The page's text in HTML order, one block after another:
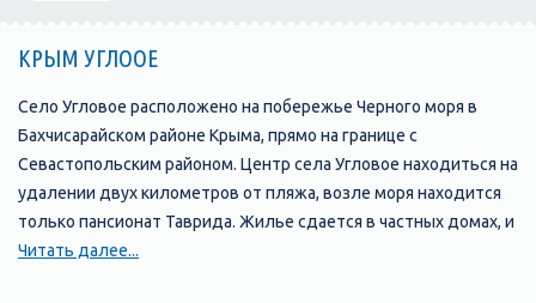
КРЫМ УГЛООЕ
Село Угловое расположено на побережье Черного моря в
Бахчисарайском районе Крыма, прямо на границе с
Севастопольским районом. Центр села Угловое находиться на
удалении двух километров от пляжа, возле моря находится
только пансионат Таврида. Жилье сдается в частных домах, и
мини гостиницах. угловое пляж Пляж в Угловом длинный и
Читать далее...